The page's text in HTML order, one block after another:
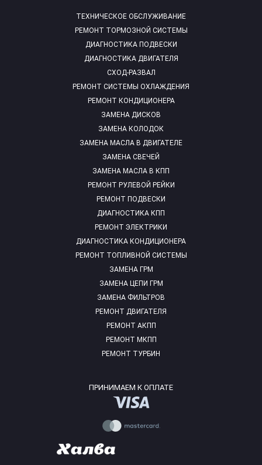
ТЕХНИЧЕСКОЕ ОБСЛУЖИВАНИЕ
РЕМОНТ ТОРМОЗНОЙ СИСТЕМЫ
ДИАГНОСТИКА ПОДВЕСКИ
ДИАГНОСТИКА ДВИГАТЕЛЯ
СХОД-РАЗВАЛ
РЕМОНТ СИСТЕМЫ ОХЛАЖДЕНИЯ
РЕМОНТ КОНДИЦИОНЕРА
ЗАМЕНА ДИСКОВ
ЗАМЕНА КОЛОДОК
ЗАМЕНА МАСЛА В ДВИГАТЕЛЕ
ЗАМЕНА СВЕЧЕЙ
ЗАМЕНА МАСЛА В КПП
РЕМОНТ РУЛЕВОЙ РЕЙКИ
РЕМОНТ ПОДВЕСКИ
ДИАГНОСТИКА КПП
РЕМОНТ ЭЛЕКТРИКИ
ДИАГНОСТИКА КОНДИЦИОНЕРА
РЕМОНТ ТОПЛИВНОЙ СИСТЕМЫ
ЗАМЕНА ГРМ
ЗАМЕНА ЦЕПИ ГРМ
ЗАМЕНА ФИЛЬТРОВ
РЕМОНТ ДВИГАТЕЛЯ
РЕМОНТ АКПП
РЕМОНТ МКПП
РЕМОНТ ТУРБИН
ПРИНИМАЕМ К ОПЛАТЕ